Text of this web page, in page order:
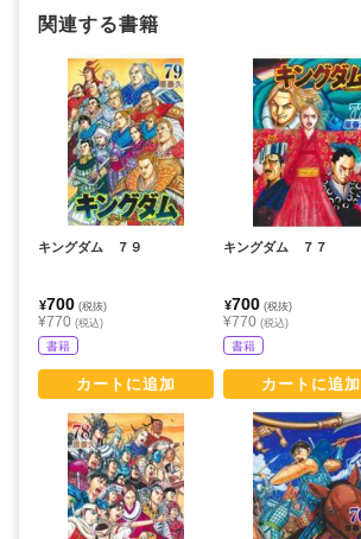
関連する書籍
キングダム ７９
¥700 (税抜)
¥770 (税込)
書籍
カートに追加
キングダム ７７
¥700 (税抜)
¥770 (税込)
書籍
カートに追加